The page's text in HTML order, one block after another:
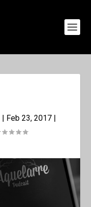
| Feb 23, 2017|